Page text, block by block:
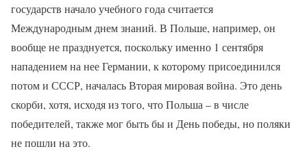
государств начало учебного года считается
Международным днем знаний. В Польше, например, он
вообще не празднуется, поскольку именно 1 сентября
нападением на нее Германии, к которому присоединился
потом и СССР, началась Вторая мировая война. Это день
скорби, хотя, исходя из того, что Польша – в числе
победителей, также мог быть бы и День победы, но поляки
не пошли на это.